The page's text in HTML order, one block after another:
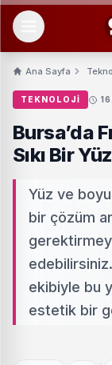
Ana Sayfa
TEKNOLOJI
Bursa’da
Sıkı Bir Yüz
Yüz ve
bir çözüm
ekibiyle bu
estetik bir